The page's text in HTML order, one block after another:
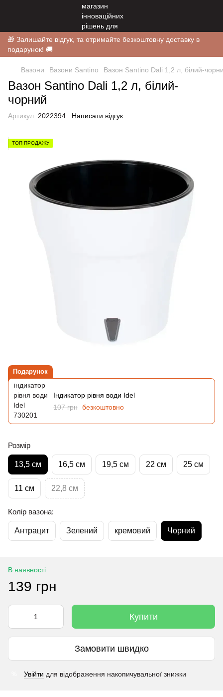
🎁 Залишайте відгук, та отримайте безкоштовну доставку в
подарунок! 🚚
Вазони Вазони Santino Вазон Santino Dali 1,2 л, білий-
Вазон Santino Dali 1,2 л, білий-
чорний
Артикул: 2022394 Написати відгук
ТОП ПРОДАЖУ
Подарунок
Індикатор рівня води Idel
107 грн безкоштовно
Розмір
13,5 см 16,5 см 19,5 см 22 см 25 см
11 см 22,8 см
Колір вазона:
Антрацит Зелений кремовий Чорний
В наявності
139 грн
Купити
Замовити швидко
Увійти для відображення накопичувальної знижки